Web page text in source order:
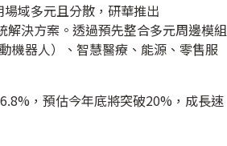
域多元且分散，研華推出
決方案。透過預先整合多元周邊模組
機器人）、智慧醫療、能源、零售服
，預估今年底將突破20%，成長速